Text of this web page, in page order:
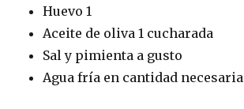
Huevo 1
Aceite de oliva 1 cucharada
Sal y pimienta a gusto
Agua fría en cantidad necesaria